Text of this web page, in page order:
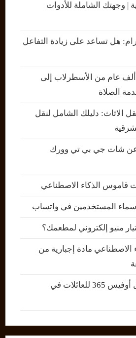
| وجهتك الشاملة للأدوات
هل تساعد على زيادة التفاعل
عام من الأسطرلاب إلى
الصلاة
الاثاث: دليلك الشامل لنقل
عن شات جي بي تي وورك
الذكاء الاصطناعي
المستخدمين في واتساب
منيو إلكتروني لمطعمك؟
الاصطناعي مادة إجبارية من
أفضل عروض تفعيل أوفيس 365 للعائلات في